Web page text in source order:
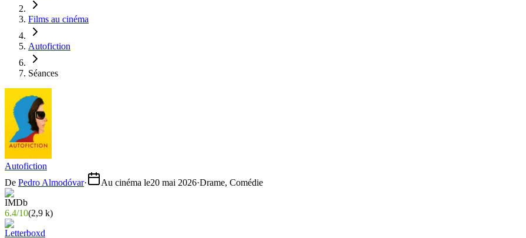
Films au cinéma
Autofiction
Séances
Autofiction
De Pedro Almodóvar· Au cinéma le20 mai 2026·Drame, Comédie
6.4/10(2,9 k)